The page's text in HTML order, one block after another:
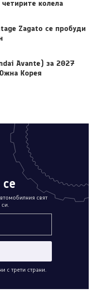
колела
Zagato се пробуди
Avante) за 2027
Корея
свят
с трети страни.